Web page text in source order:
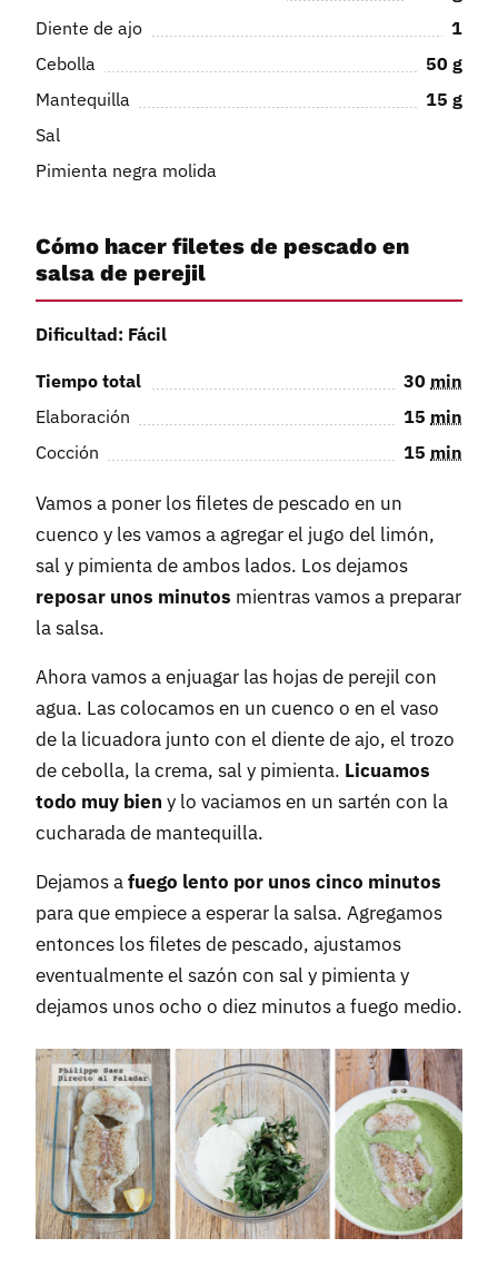
Diente de ajo
1
Cebolla
50 g
Mantequilla
15 g
Sal
Pimienta negra molida
Cómo hacer filetes de pescado en
salsa de perejil
Dificultad: Fácil
Tiempo total 30 min
Elaboración
15 min
Cocción
15 min
Vamos a poner los filetes de pescado en un
cuenco y les vamos a agregar el jugo del limón,
sal y pimienta de ambos lados. Los dejamos
reposar unos minutos mientras vamos a preparar
la salsa.
Ahora vamos a enjuagar las hojas de perejil con
agua. Las colocamos en un cuenco o en el vaso
de la licuadora junto con el diente de ajo, el trozo
de cebolla, la crema, sal y pimienta. Licuamos
todo muy bien y lo vaciamos en un sartén con la
cucharada de mantequilla.
Dejamos afuego lento por unos cinco minutos
para que empiece a esperar la salsa. Agregamos
entonces los filetes de pescado, ajustamos
eventualmente el sazón con sal y pimienta y
dejamos unos ocho o diez minutos a fuego medio.